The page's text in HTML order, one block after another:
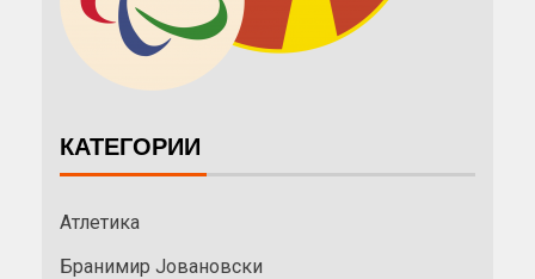
КАТЕГОРИИ
Атлетика
Бранимир Јовановски